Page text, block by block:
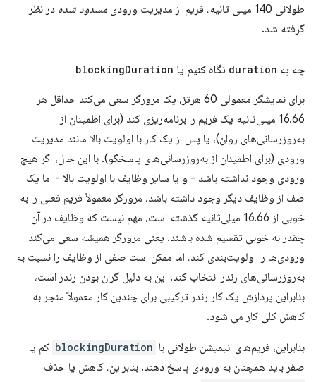
طولانی 140 میلی ثانیه، فریم از مدیریت ورودی
مسدود شده در نظر
گرفته شد.
چه به duration نگاه کنیم یا blockingDuration
برای نمایشگر معمولی 60 هرتز، یک مرورگر سعی می‌کند حداقل هر
16.66 میلی‌ثانیه یک فریم را برنامه‌ریزی کند (برای اطمینان از
به‌روزرسانی‌های روان)، یا پس از یک کار با اولویت بالا مانند مدیریت
ورودی (برای اطمینان از به‌روزرسانی‌های پاسخگو). با این حال، اگر هیچ
ورودی وجود نداشته باشد - و یا سایر وظایف با اولویت بالا - اما یک
صف از وظایف دیگر وجود داشته باشد، مرورگر معمولاً فریم فعلی را به
خوبی از 16.66 میلی‌ثانیه گذشته است، مهم نیست که وظایف در آن
چقدر به خوبی تقسیم شده باشند. یعنی مرورگر همیشه سعی می‌کند
ورودی‌ها را اولویت‌بندی کند، اما ممکن است صفی از وظایف را نسبت به
به‌روزرسانی‌های رندر انتخاب کند. این به دلیل گران بودن رندر است،
بنابراین پردازش یک کار رندر ترکیبی برای چندین کار معمولاً منجر به
کاهش کلی کار می شود.
بنابراین، فریم‌های انیمیشن طولانی با blockingDuration کم یا
صفر باید همچنان به ورودی پاسخ دهند. بنابراین، کاهش یا حذف